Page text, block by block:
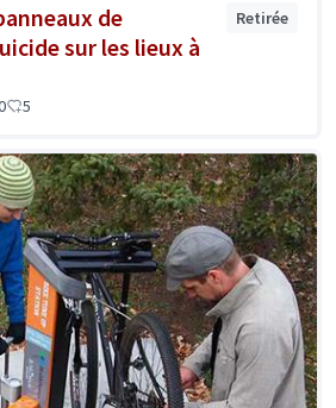
de
sur les lieux à
Retirée
5